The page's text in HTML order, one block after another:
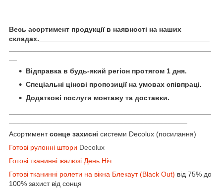
Весь асортимент продукції в наявності на наших
складах.___________________________________________
Відправка в будь-який регіон протягом 1 дня.
Спеціальні цінові пропозиції на умовах співпраці.
Додаткові послуги монтажу та доставки.
Асортиментсонце захисні системи Decolux (посилання)
Готові рулонні штори Decolux
Готові тканинні жалюзі День Ніч
Готові тканинні ролети на вікна Блекаут (Black Out) від 75% до
100% захист від сонця